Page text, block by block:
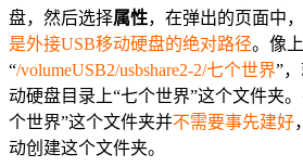
盘，然后选择属性，在弹出的页面中，
是外接USB移动硬盘的绝对路径。像
“/volumeUSB2/usbshare2-2/七个世界”
动硬盘目录上“七个世界”这个文件夹
个世界”这个文件夹并不需要事先建好
动创建这个文件夹。